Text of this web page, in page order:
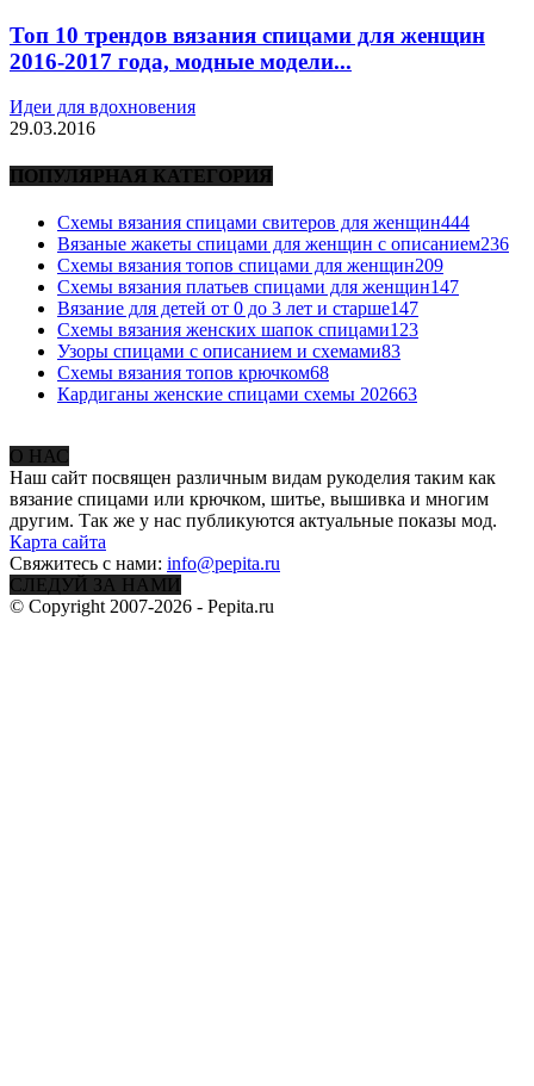
Топ 10 трендов вязания спицами для женщин
2016-2017 года, модные модели...
Идеи для вдохновения
29.03.2016
ПОПУЛЯРНАЯ КАТЕГОРИЯ
Схемы вязания спицами свитеров для женщин444
Вязаные жакеты спицами для женщин с описанием236
Схемы вязания топов спицами для женщин209
Схемы вязания платьев спицами для женщин147
Вязание для детей от 0 до 3 лет и старше147
Схемы вязания женских шапок спицами123
Узоры спицами с описанием и схемами83
Схемы вязания топов крючком68
Кардиганы женские спицами схемы 202663
О НАС
Наш сайт посвящен различным видам рукоделия таким как
вязание спицами или крючком, шитье, вышивка и многим
другим. Так же у нас публикуются актуальные показы мод.
Карта сайта
Свяжитесь с нами: info@pepita.ru
СЛЕДУЙ ЗА НАМИ
© Copyright 2007-2026 - Pepita.ru